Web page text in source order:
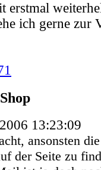
ich gerne zur
13:23:09
ansonsten
der Seite zu